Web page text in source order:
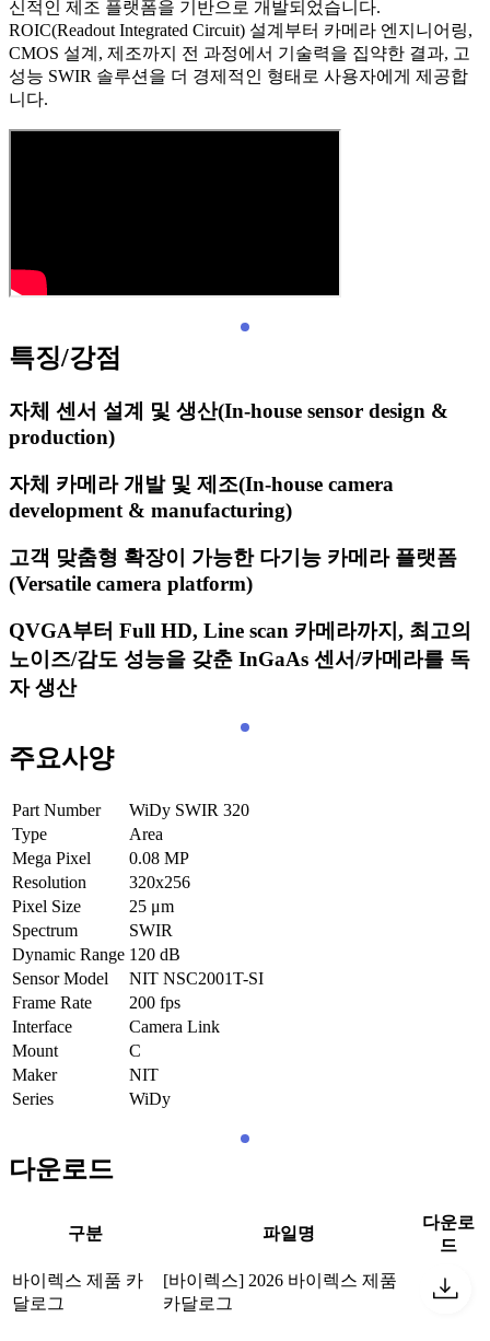
신적인 제조 플랫폼을 기반으로 개발되었습니다.
ROIC(Readout Integrated Circuit) 설계부터 카메라 엔지니어링,
CMOS 설계, 제조까지 전 과정에서 기술력을 집약한 결과, 고
성능 SWIR 솔루션을 더 경제적인 형태로 사용자에게 제공합
니다.
특징/강점
자체 센서 설계 및 생산(In-house sensor design &
production)
자체 카메라 개발 및 제조(In-house camera
development & manufacturing)
고객 맞춤형 확장이 가능한 다기능 카메라 플랫폼
(Versatile camera platform)
QVGA부터 Full HD, Line scan 카메라까지, 최고의
노이즈/감도 성능을 갖춘 InGaAs 센서/카메라를 독
자 생산
주요사양
Part Number
WiDy SWIR 320
Type
Area
Mega Pixel
0.08 MP
Resolution
320x256
Pixel Size
25 μm
Spectrum
SWIR
Dynamic Range 120 dB
Sensor Model
NIT NSC2001T-SI
Frame Rate
200 fps
Interface
Camera Link
Mount
C
Maker
NIT
Series
WiDy
다운로드
구분 파일명
다운로
드
바이렉스 제품 카
달로그
[바이렉스] 2026 바이렉스 제품
카달로그